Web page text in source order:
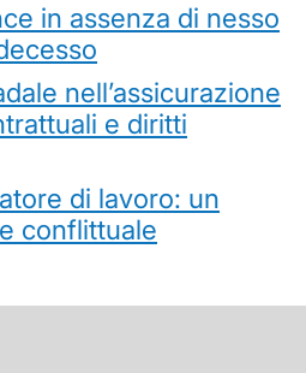
in assenza di nesso
nell’assicurazione
e diritti
di lavoro: un
conflittuale